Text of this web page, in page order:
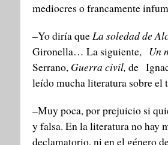
mediocres o francamente
–Yo diría queLa soledad de
Gironella… La siguiente, Un
Serrano, Guerra civil, de
leído mucha literatura sobre el
–Muy poca, por prejuicio si
y falsa. En la literatura no hay
declamatorio, ni en el género